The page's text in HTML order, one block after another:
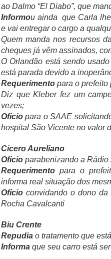
ao Dalmo “El Diabo”, que
Informou ainda que Carla
e vai entregar o cargo a
Quem manda nos recursos
cheques já vêm assinados,
O Orlandão está sendo
está parada devido a
Requerimento para o prefeito
Diz que Kleber fez um
vezes;
Ofício para o SAAE
hospital São Vicente no valor
Cícero Aureliano
Ofício parabenizando a
Requerimento para o
informa real situação dos
Ofício convidando o dono
Rocha Cavalcanti
Biu Crente
Repudia o tratamento que
Informa que seu carro está